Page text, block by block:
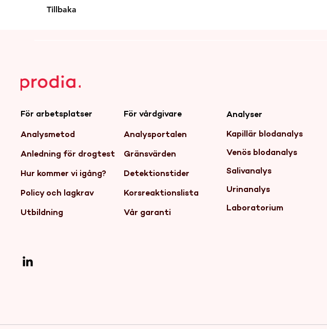
Tillbaka
För arbetsplatser
Analysmetod
Anledning för drogtest
Hur kommer vi igång?
Policy och lagkrav
Utbildning
För vårdgivare
Analysportalen
Gränsvärden
Detektionstider
Korsreaktionslista
Vår garanti
Analyser
Kapillär blodanalys
Venös blodanalys
Salivanalys
Urinanalys
Laboratorium